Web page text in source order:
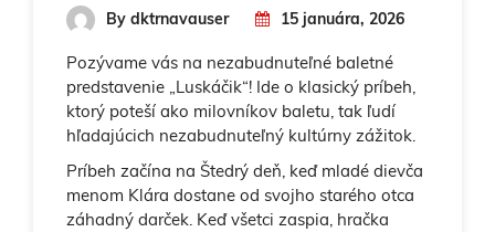
By dktrnavauser 15 januára, 2026
Pozývame vás na nezabudnuteľné baletné
predstavenie „Luskáčik“! Ide o klasický príbeh,
ktorý poteší ako milovníkov baletu, tak ľudí
hľadajúcich nezabudnuteľný kultúrny zážitok.
Príbeh začína na Štedrý deň, keď mladé dievča
menom Klára dostane od svojho starého otca
záhadný darček. Keď všetci zaspia, hračka